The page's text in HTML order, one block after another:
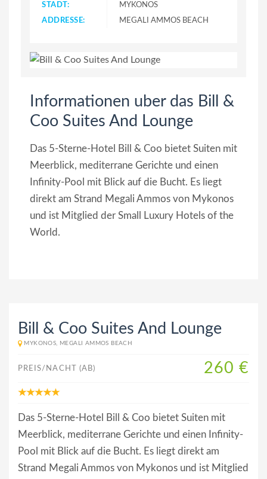
STADT:
MYKONOS
ADDRESSE:
MEGALI AMMOS BEACH
Informationen uber das Bill &
Coo Suites And Lounge
Das 5-Sterne-Hotel Bill & Coo bietet Suiten mit
Meerblick, mediterrane Gerichte und einen
Infinity-Pool mit Blick auf die Bucht. Es liegt
direkt am Strand Megali Ammos von Mykonos
und ist Mitglied der Small Luxury Hotels of the
World.
Bill & Coo Suites And Lounge
MYKONOS, MEGALI AMMOS BEACH
PREIS/NACHT (AB) 260 €
Das 5-Sterne-Hotel Bill & Coo bietet Suiten mit
Meerblick, mediterrane Gerichte und einen Infinity-
Pool mit Blick auf die Bucht. Es liegt direkt am
Strand Megali Ammos von Mykonos und ist Mitglied